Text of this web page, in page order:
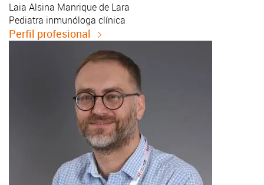
Laia Alsina Manrique de Lara
Pediatra inmunóloga clínica
Perfil profesional